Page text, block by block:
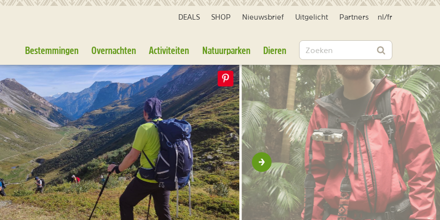
DEALS SHOP Nieuwsbrief Uitgelicht Partners nl /fr
Bestemmingen Overnachten Activiteiten Natuurparken Dieren Zoeken
Zoeken
Volgende